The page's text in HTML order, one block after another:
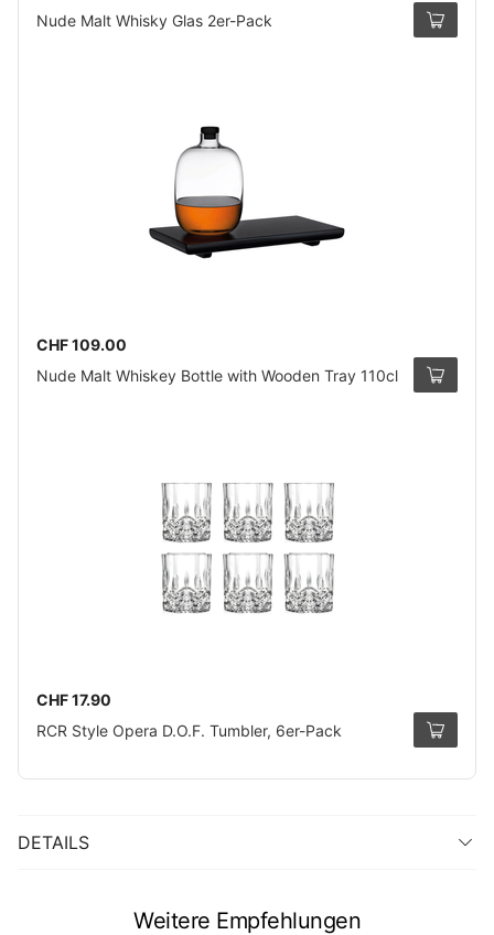
Nude Malt Whisky Glas 2er-Pack
CHF 109.00
Nude Malt Whiskey Bottle with Wooden Tray 110cl
CHF 17.90
RCR Style Opera D.O.F. Tumbler, 6er-Pack
DETAILS
Weitere Empfehlungen